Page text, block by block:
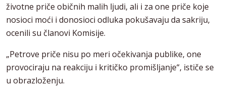
životne priče običnih malih ljudi, ali i za one priče koje
nosioci moći i donosioci odluka pokušavaju da sakriju,
ocenili su članovi Komisije.
„Petrove priče nisu po meri očekivanja publike, one
provociraju na reakciju i kritičko promišljanje“, ističe se
u obrazloženju.